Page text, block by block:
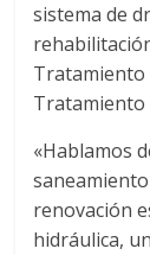
sistema de
Tratamiento
Tratamiento
«Hablamos
renovación
hidráulica,